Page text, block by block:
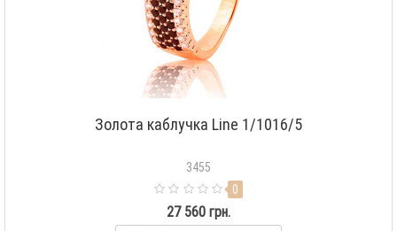
Золота каблучка Line 1/1016/5
3455
0
27 560 грн.